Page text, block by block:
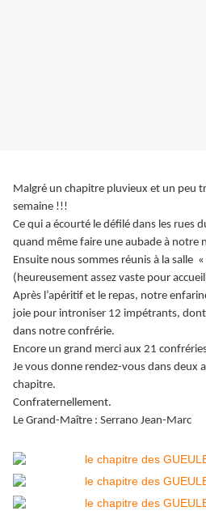
Malgré un chapitre pluvieux et un peu
semaine !!!
Ce qui a écourté le défilé dans les rues
quand même faire une aubade à notre
Ensuite nous sommes réunis à la salle
(heureusement assez vaste pour
Après l’apéritif et le repas, notre
joie pour introniser 12 impétrants,
dans notre confrérie.
Encore un grand merci aux 21
Je vous donne rendez-vous dans deux
chapitre.
Confraternellement.
Le Grand-Maître : Serrano Jean-Marc